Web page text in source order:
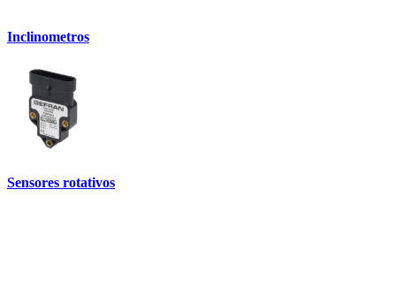
Inclinometros
Sensores rotativos